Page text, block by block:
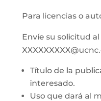
Para licencias o
Envíe su solicitud
Título de la
interesado.
Uso que dará al